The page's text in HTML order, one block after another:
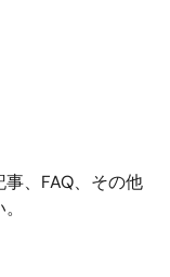
、FAQ、その他